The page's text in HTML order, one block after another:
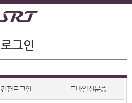
로그인
간편로그인 모바일신분증